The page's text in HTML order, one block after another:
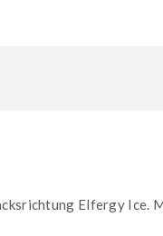
Elfergy Ice.